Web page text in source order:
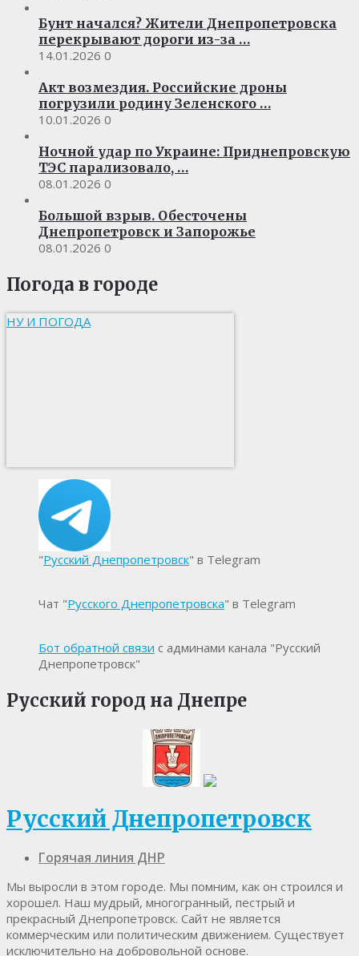
Бунт начался? Жители Днепропетровска
перекрывают дороги из-за …
14.01.2026 0
Акт возмездия. Российские дроны
погрузили родину Зеленского …
10.01.2026 0
Ночной удар по Украине: Приднепровскую
ТЭС парализовало, …
08.01.2026 0
Большой взрыв. Обесточены
Днепропетровск и Запорожье
08.01.2026 0
Погода в городе
НУ И ПОГОДА
"Русский Днепропетровск" в Telegram
Чат "Русского Днепропетровска" в Telegram
Бот обратной связи с админами канала "Русский
Днепропетровск"
Русский город на Днепре
Русский Днепропетровск
Горячая линия ДНР
Мы выросли в этом городе. Мы помним, как он строился и
хорошел. Наш мудрый, многогранный, пестрый и
прекрасный Днепропетровск. Cайт не является
коммерческим или политическим движением. Существует
исключительно на добровольной основе.